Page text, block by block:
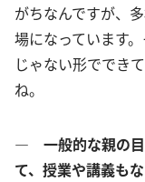
がちなんですが、
場になっています
じゃない形ででき
ね。
― 一般的な親の目
て、授業や講義も